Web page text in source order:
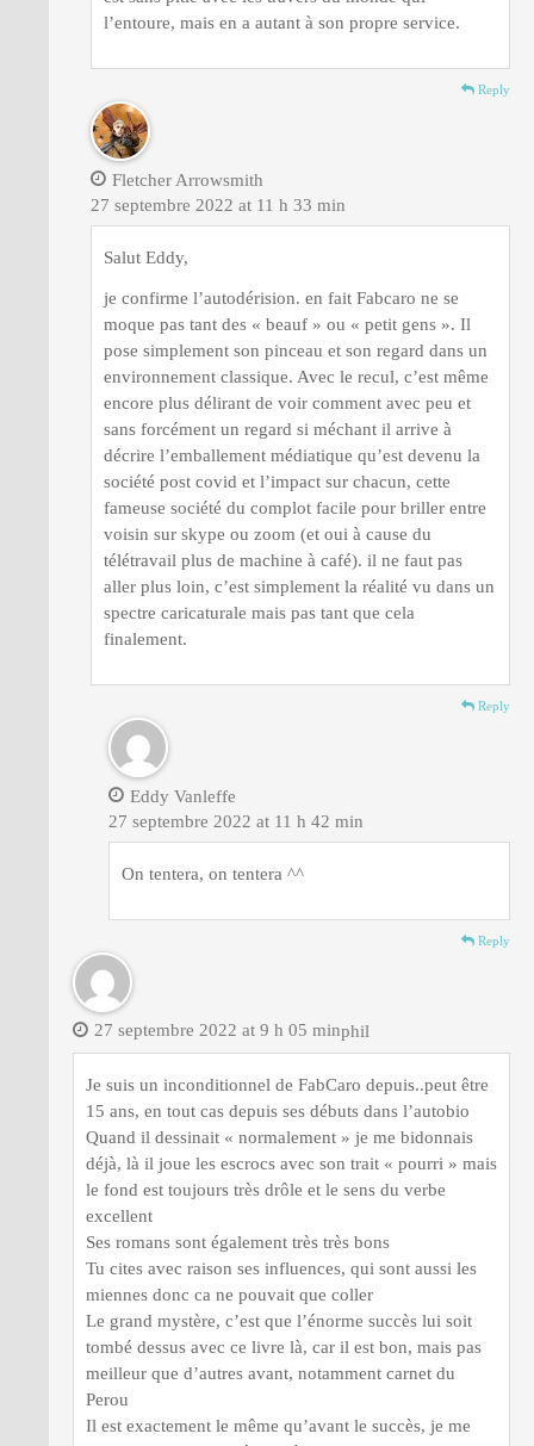
l’entoure, mais en a autant à son propre service.
Reply
Fletcher Arrowsmith
27 septembre 2022 at 11 h 33 min
Salut Eddy,
je confirme l’autodérision. en fait Fabcaro ne se
moque pas tant des « beauf » ou « petit gens ». Il
pose simplement son pinceau et son regard dans un
environnement classique. Avec le recul, c’est même
encore plus délirant de voir comment avec peu et
sans forcément un regard si méchant il arrive à
décrire l’emballement médiatique qu’est devenu la
société post covid et l’impact sur chacun, cette
fameuse société du complot facile pour briller entre
voisin sur skype ou zoom (et oui à cause du
télétravail plus de machine à café). il ne faut pas
aller plus loin, c’est simplement la réalité vu dans un
spectre caricaturale mais pas tant que cela
finalement.
Reply
Eddy Vanleffe
27 septembre 2022 at 11 h 42 min
On tentera, on tentera ^^
Reply
phil
27 septembre 2022 at 9 h 05 min
Je suis un inconditionnel de FabCaro depuis..peut être
15 ans, en tout cas depuis ses débuts dans l’autobio
Quand il dessinait « normalement » je me bidonnais
déjà, là il joue les escrocs avec son trait « pourri » mais
le fond est toujours très drôle et le sens du verbe
excellent
Ses romans sont également très très bons
Tu cites avec raison ses influences, qui sont aussi les
miennes donc ca ne pouvait que coller
Le grand mystère, c’est que l’énorme succès lui soit
tombé dessus avec ce livre là, car il est bon, mais pas
meilleur que d’autres avant, notamment carnet du
Perou
Il est exactement le même qu’avant le succès, je me